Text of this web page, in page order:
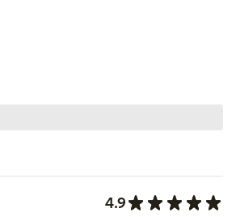
4.9